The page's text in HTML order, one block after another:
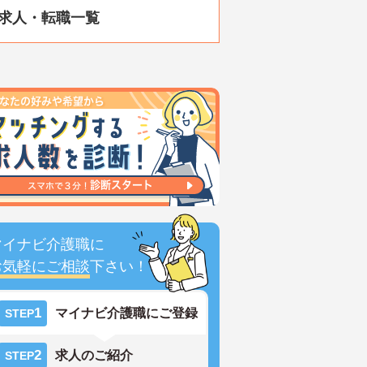
人・転職一覧
イナビ介護職に
気軽にご相談下さい！
STEP1 マイナビ介護職にご登録
STEP2 求人のご紹介